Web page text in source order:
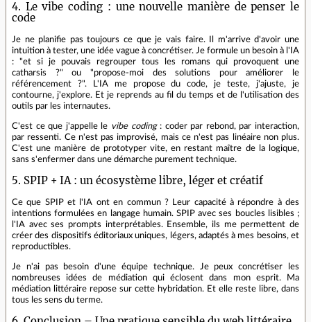
4. Le vibe coding : une nouvelle manière de penser le
code
Je ne planifie pas toujours ce que je vais faire. Il m'arrive d'avoir une
intuition à tester, une idée vague à concrétiser. Je formule un besoin à l'IA
: "et si je pouvais regrouper tous les romans qui provoquent une
catharsis ?" ou "propose-moi des solutions pour améliorer le
référencement ?". L'IA me propose du code, je teste, j'ajuste, je
contourne, j'explore. Et je reprends au fil du temps et de l'utilisation des
outils par les internautes.
C'est ce que j'appelle le vibe coding: coder par rebond, par interaction,
par ressenti. Ce n'est pas improvisé, mais ce n'est pas linéaire non plus.
C'est une manière de prototyper vite, en restant maître de la logique,
sans s'enfermer dans une démarche purement technique.
5. SPIP + IA : un écosystème libre, léger et créatif
Ce que SPIP et l'IA ont en commun ? Leur capacité à répondre à des
intentions formulées en langage humain. SPIP avec ses boucles lisibles ;
l'IA avec ses prompts interprétables. Ensemble, ils me permettent de
créer des dispositifs éditoriaux uniques, légers, adaptés à mes besoins, et
reproductibles.
Je n'ai pas besoin d'une équipe technique. Je peux concrétiser les
nombreuses idées de médiation qui éclosent dans mon esprit. Ma
médiation littéraire repose sur cette hybridation. Et elle reste libre, dans
tous les sens du terme.